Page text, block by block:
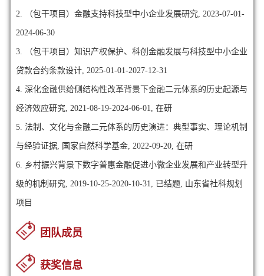
2. （包干项目）金融支持科技型中小企业发展研究, 2023-07-01-
2024-06-30
3. （包干项目）知识产权保护、科创金融发展与科技型中小企业
贷款合约条款设计, 2025-01-01-2027-12-31
4. 深化金融供给侧结构性改革背景下金融二元体系的历史起源与
经济效应研究, 2021-08-19-2024-06-01, 在研
5. 法制、文化与金融二元体系的历史演进：典型事实、理论机制
与经验证据, 国家自然科学基金, 2022-09-20, 在研
6. 乡村振兴背景下数字普惠金融促进小微企业发展和产业转型升
级的机制研究, 2019-10-25-2020-10-31, 已结题, 山东省社科规划
项目
团队成员
获奖信息